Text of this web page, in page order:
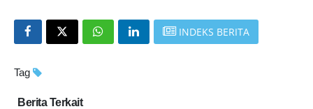
INDEKS BERITA
Tag
Berita Terkait